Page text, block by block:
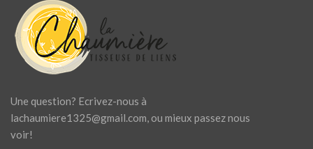
Une question? Ecrivez-nous à
lachaumiere1325@gmail.com, ou mieux passez nous
voir!